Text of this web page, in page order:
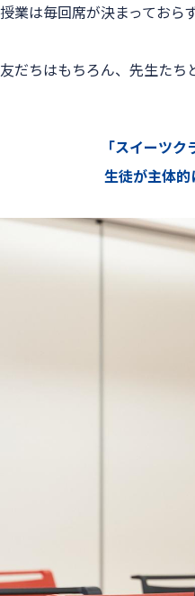
授業は毎回席が決まっておら
友だちはもちろん、先生たち
「スイーツクラブ」同
生徒が主体的に何に